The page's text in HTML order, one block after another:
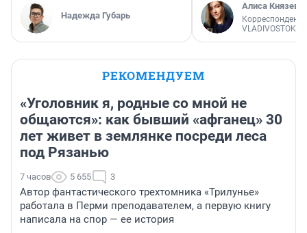
Надежда Губарь
Алиса Князева
Корреспондент
РЕКОМЕНДУЕМ
«Уголовник я, родные со мной не
общаются»: как бывший «афганец» 30
лет живет в землянке посреди леса
под Рязанью
7 часов 5 655 3
Автор фантастического трехтомника «Трилунье»
работала в Перми преподавателем, а первую книгу
написала на спор — ее история